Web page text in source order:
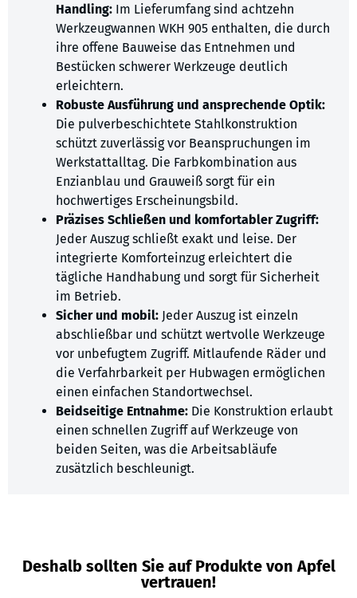
Handling: Im Lieferumfang sind achtzehn
Werkzeugwannen WKH 905 enthalten, die durch
ihre offene Bauweise das Entnehmen und
Bestücken schwerer Werkzeuge deutlich
erleichtern.
Robuste Ausführung und ansprechende Optik:
Die pulverbeschichtete Stahlkonstruktion
schützt zuverlässig vor Beanspruchungen im
Werkstattalltag. Die Farbkombination aus
Enzianblau und Grauweiß sorgt für ein
hochwertiges Erscheinungsbild.
Präzises Schließen und komfortabler Zugriff:
Jeder Auszug schließt exakt und leise. Der
integrierte Komforteinzug erleichtert die
tägliche Handhabung und sorgt für Sicherheit
im Betrieb.
Sicher und mobil: Jeder Auszug ist einzeln
abschließbar und schützt wertvolle Werkzeuge
vor unbefugtem Zugriff. Mitlaufende Räder und
die Verfahrbarkeit per Hubwagen ermöglichen
einen einfachen Standortwechsel.
Beidseitige Entnahme: Die Konstruktion erlaubt
einen schnellen Zugriff auf Werkzeuge von
beiden Seiten, was die Arbeitsabläufe
zusätzlich beschleunigt.
Deshalb sollten Sie auf Produkte von Apfel
vertrauen!